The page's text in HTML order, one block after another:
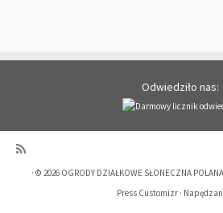
Odwiedziło nas:
· © 2026 OGRODY DZIAŁKOWE SŁONECZNA
Press Customizr ·